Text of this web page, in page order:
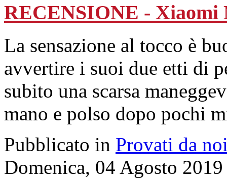
RECENSIONE - Xiaomi
La sensazione al tocco è
avvertire i suoi due etti di
subito una scarsa
mano e polso dopo pochi
Pubblicato in Provati da
Domenica, 04 Agosto